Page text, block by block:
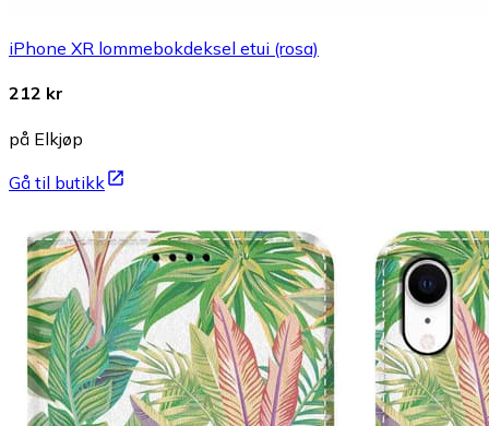
iPhone XR lommebokdeksel etui (rosa)
212 kr
på Elkjøp
Gå til butikk